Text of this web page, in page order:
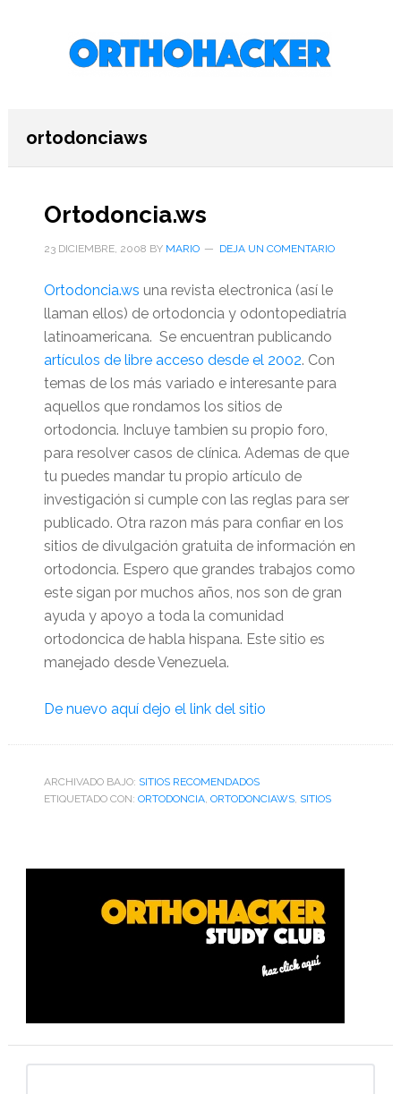
primaria
ortodonciaws
Ortodoncia.ws
23 DICIEMBRE, 2008 BY MARIO DEJA UN COMENTARIO
Ortodoncia.ws una revista electronica (así le
llaman ellos) de ortodoncia y odontopediatría
latinoamericana. Se encuentran publicando
artículos de libre acceso desde el 2002. Con
temas de los más variado e interesante para
aquellos que rondamos los sitios de
ortodoncia. Incluye tambien su propio foro,
para resolver casos de clínica. Ademas de que
tu puedes mandar tu propio artículo de
investigación si cumple con las reglas para ser
publicado. Otra razon más para confiar en los
sitios de divulgación gratuita de información en
ortodoncia. Espero que grandes trabajos como
este sigan por muchos años, nos son de gran
ayuda y apoyo a toda la comunidad
ortodoncica de habla hispana. Este sitio es
manejado desde Venezuela.
De nuevo aquí dejo el link del sitio
ARCHIVADO BAJO: SITIOS RECOMENDADOS
ETIQUETADO CON: ORTODONCIA, ORTODONCIAWS, SITIOS
Barra
primaria